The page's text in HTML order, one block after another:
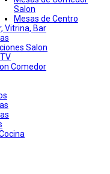
Salon
Mesas de Centro
Vitrina, Bar
Salon
Comedor